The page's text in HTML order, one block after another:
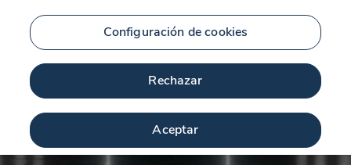
Configuración de cookies
Rechazar
Aceptar